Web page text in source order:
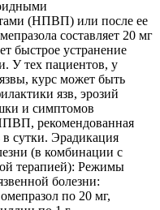
(НПВП) или после ее
составляет 20 мг
быстрое устранение
У тех пациентов, у
курс может быть
язв, эрозий
и симптомов
рекомендованная
в сутки. Эрадикация
(в комбинации с
терапией): Режимы
болезни:
по 20 мг,